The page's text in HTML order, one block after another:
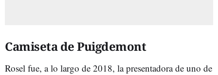
Camiseta de Puigdemont
Rosel fue, a lo largo de 2018, la presentadora de uno de